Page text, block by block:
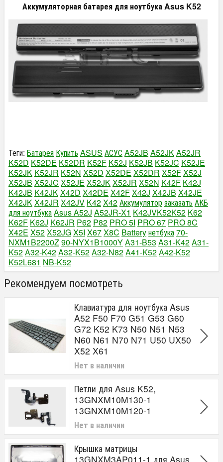
Аккумуляторная батарея для ноутбука Asus K52
Теги: Батарея Купить ASUS АСУС A52JB A52JKA52JR
K52D K52DE K52DR K52F K52J K52JB K52JC K52JE
K52JK K52JR K52N X52D X52DE X52DR X52FX52J
X52JB X52JC X52JE X52JKX52JR X52N K42F K42J
K42JB K42JKX42D X42DE X42FX42J X42JB X42JE
X42JKX42JR X42JV K42X42Аккумуляторзаказать АКБ
для ноутбукаAsus A52J A52JR-X1 K42JVK52K52 K62
K62F K62J K62JR P62 P82 PRO 5I PRO 67 PRO 8C
X42E X52X52JGX5I X67X8C Batteryнетбука70-
NXM1B2200Z90-NYX1B1000YA31-B53 A31-K42A31-
K52A32-K42A32-K52A32-N82A41-K52A42-K52
K52L681 NB-K52
Рекомендуем посмотреть
Клавиатура для ноутбука Asus
A52 F50 F70 G51 G53 G60
G72 K52 K73 N50 N51 N53
N60 N61 N70 N71 U50 UX50
X52 X61
Нет в наличии
Петли для Asus K52,
13GNXM10M130-1
13GNXM10M120-1
Нет в наличии
Крышка матрицы
13GNXM3AP011-1 для Asus